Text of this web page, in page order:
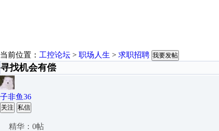
当前位置： 工控论坛 > 职场人生 > 求职招聘 我要发帖
寻找机会有偿
子非鱼36
关注 私信
精华：0帖